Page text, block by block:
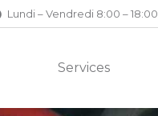
Lundi – Vendredi 8:00 – 18:00
Services